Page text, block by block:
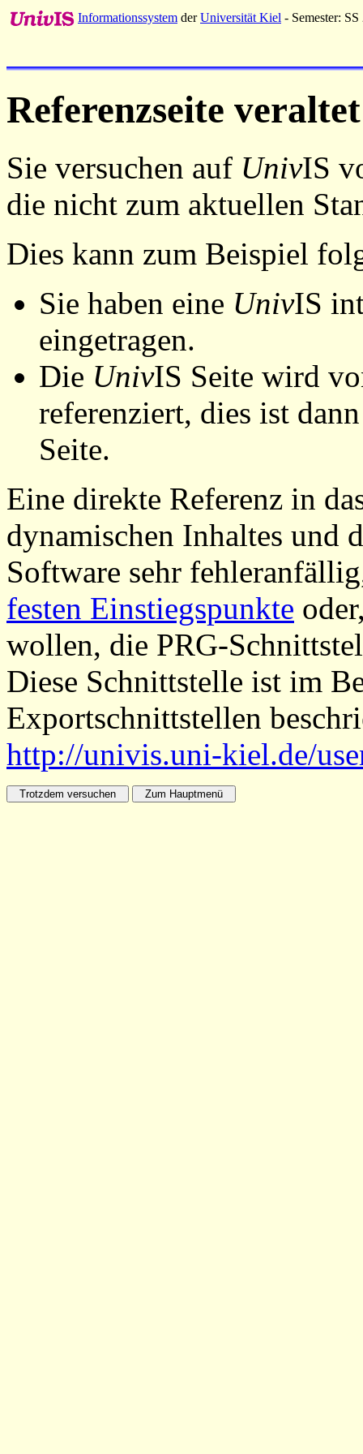
Informationssystem derUniversität Kiel - Semester: SS
Referenzseite veraltet
Sie versuchen auf UnivIS
die nicht zum aktuellen
Dies kann zum Beispiel
Sie haben eine UnivIS
eingetragen.
Die UnivIS Seite wird
referenziert, dies ist
Seite.
Eine direkte Referenz in
dynamischen Inhaltes und
Software sehr
festen Einstiegspunkte
wollen, die PRG-
Diese Schnittstelle ist im
Exportschnittstellen
http://univis.uni-kiel.de/